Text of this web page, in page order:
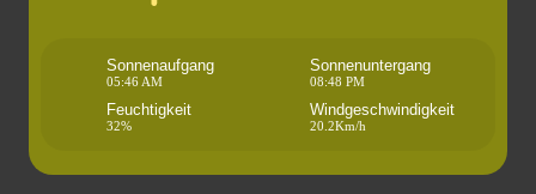
Sonnenaufgang
05:46 AM
Sonnenuntergang
08:48 PM
Feuchtigkeit
32%
Windgeschwindigkeit
20.2Km/h